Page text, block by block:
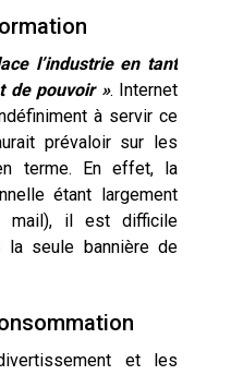
l’industrie en tant
de pouvoir ». Internet
à servir ce
prévaloir sur les
terme. En effet, la
étant largement
mail), il est difficile
la seule bannière de
et les